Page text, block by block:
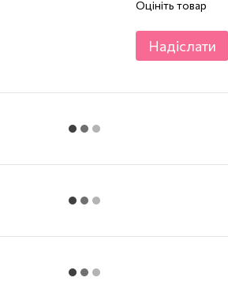
Оцініть товар
Надіслати